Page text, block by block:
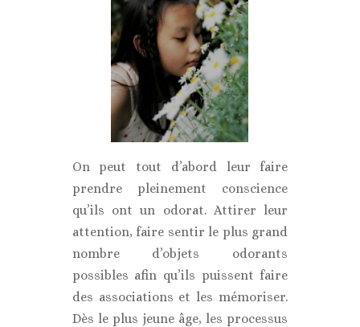
On peut tout d’abord leur faire
prendre pleinement conscience
qu’ils ont un odorat. Attirer leur
attention, faire sentir le plus grand
nombre d’objets odorants
possibles afin qu’ils puissent faire
des associations et les mémoriser.
Dès le plus jeune âge, les processus